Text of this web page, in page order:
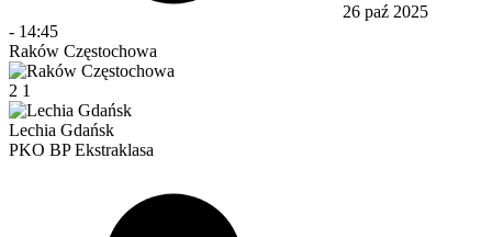
26 paź 2025
- 14:45
Raków Częstochowa
2 1
Lechia Gdańsk
PKO BP Ekstraklasa